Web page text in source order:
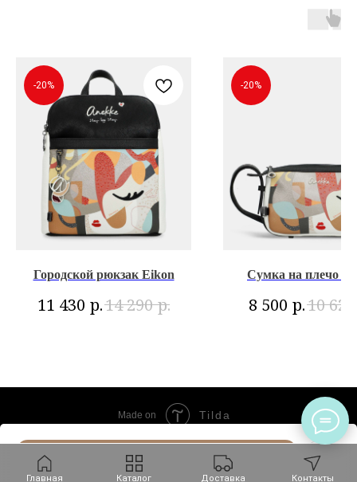
В КОРЗИНУ
-20%
Городской рюкзак Eikon
11 430 р.14 290 р.
-20%
Сумка на плечо
8 500 р.10 620
Главная Каталог Доставка Контакты
Made on Tilda